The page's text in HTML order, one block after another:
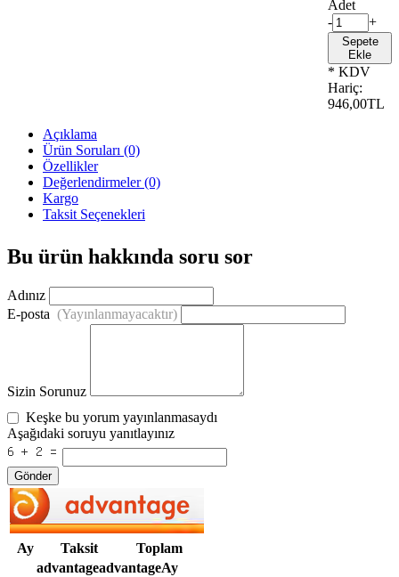
Adet
-
+
Sepete
Ekle
* KDV
Hariç:
946,00TL
Açıklama
Ürün Soruları (0)
Özellikler
Değerlendirmeler (0)
Kargo
Taksit Seçenekleri
Bu ürün hakkında soru sor
Adınız
E-posta (Yayınlanmayacaktır)
Sizin Sorunuz
Keşke bu yorum yayınlanmasaydı
Aşağıdaki soruyu yanıtlayınız
Gönder
Ay Taksit
Toplam
advantageadvantageAy